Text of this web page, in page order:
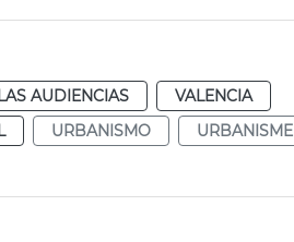
AUDIENCIAS
VALENCIA
URBANISMO
URBANISME